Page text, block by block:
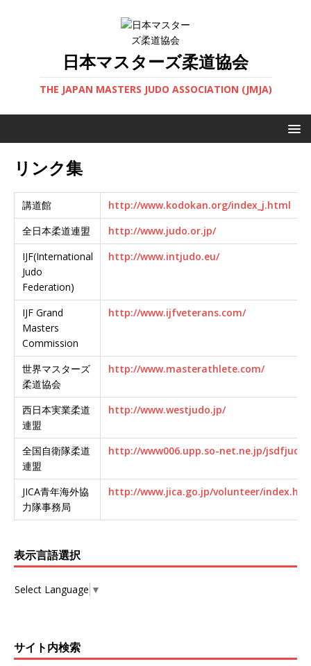
日本マスターズ柔道協会
THE JAPAN MASTERS JUDO ASSOCIATION (JMJA)
リンク集
講道館
http://www.kodokan.org/index_j.html
全日本柔道連盟
http://www.judo.or.jp/
IJF(International
Judo
Federation)
http://www.intjudo.eu/
IJF Grand
Masters
Commission
http://www.ijfveterans.com/
世界マスターズ
柔道協会
http://www.masterathlete.com/
西日本実業柔道
連盟
http://www.westjudo.jp/
全国自衛隊柔道
連盟
http://www006.upp.so-net.ne.jp/jsdfjudo/
JICA青年海外協
力隊事務局
http://www.jica.go.jp/volunteer/
表示言語選択
Select Language ▼
サイト内検索